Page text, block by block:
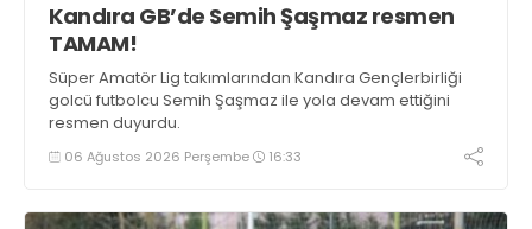
Kandıra GB’de Semih Şaşmaz resmen
TAMAM!
Süper Amatör Lig takımlarından Kandıra Gençlerbirliği
golcü futbolcu Semih Şaşmaz ile yola devam ettiğini
resmen duyurdu.
06 Ağustos 2026 Perşembe 16:33